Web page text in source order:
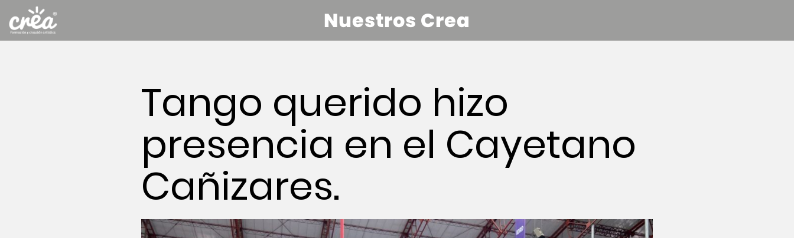
Nuestros Crea
Tango querido hizo
presencia en el Cayetano
Cañizares.